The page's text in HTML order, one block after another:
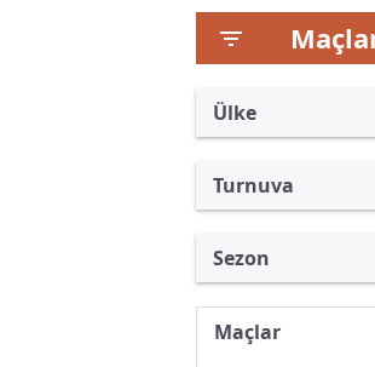
Ülke
Japonya
Türkiye
Uluslararası
Uluslararası
Turnuva
Emperor
J.Lig 2
Sezon
J. Lig Kupası
Maçlar